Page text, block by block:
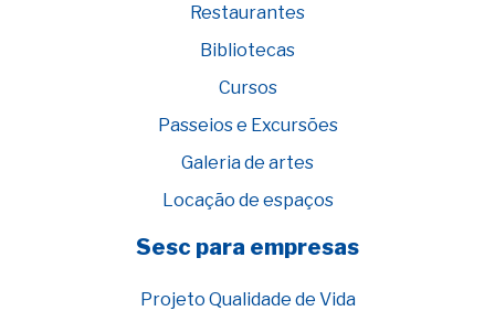
Restaurantes
Bibliotecas
Cursos
Passeios e Excursões
Galeria de artes
Locação de espaços
Sesc para empresas
Projeto Qualidade de Vida